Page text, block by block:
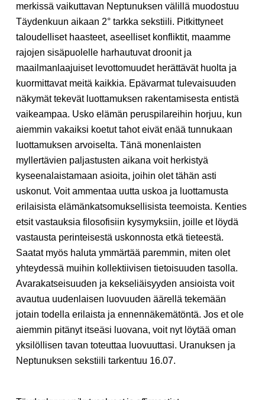
merkissä vaikuttavan Neptunuksen välillä muodostuu
Täydenkuun aikaan 2° tarkka sekstiili. Pitkittyneet
taloudelliset haasteet, aseelliset konfliktit, maamme
rajojen sisäpuolelle harhautuvat droonit ja
maailmanlaajuiset levottomuudet herättävät huolta ja
kuormittavat meitä kaikkia. Epävarmat tulevaisuuden
näkymät tekevät luottamuksen rakentamisesta entistä
vaikeampaa. Usko elämän peruspilareihin horjuu, kun
aiemmin vakaiksi koetut tahot eivät enää tunnukaan
luottamuksen arvoiselta. Tänä monenlaisten
myllertävien paljastusten aikana voit herkistyä
kyseenalaistamaan asioita, joihin olet tähän asti
uskonut. Voit ammentaa uutta uskoa ja luottamusta
erilaisista elämänkatsomuksellisista teemoista. Kenties
etsit vastauksia filosofisiin kysymyksiin, joille et löydä
vastausta perinteisestä uskonnosta etkä tieteestä.
Saatat myös haluta ymmärtää paremmin, miten olet
yhteydessä muihin kollektiivisen tietoisuuden tasolla.
Avarakatseisuuden ja kekseliäisyyden ansioista voit
avautua uudenlaisen luovuuden äärellä tekemään
jotain todella erilaista ja ennennäkemätöntä. Jos et ole
aiemmin pitänyt itseäsi luovana, voit nyt löytää oman
yksilöllisen tavan toteuttaa luovuuttasi. Uranuksen ja
Neptunuksen sekstiili tarkentuu 16.07.